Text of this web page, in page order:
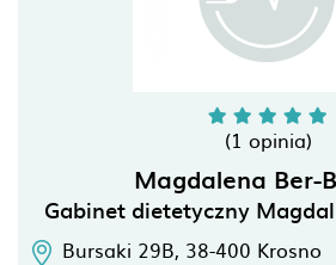
(1 opinia)
Magdalena Ber-
Gabinet dietetyczny
Bursaki 29B, 38-400 Krosno